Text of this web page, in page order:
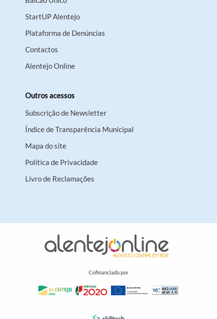
StartUP Alentejo
Plataforma de Denúncias
Contactos
Alentejo Online
Outros acessos
Subscrição de Newsletter
Índice de Transparência Municipal
Mapa do site
Política de Privacidade
Livro de Reclamações
Cofinanciado por